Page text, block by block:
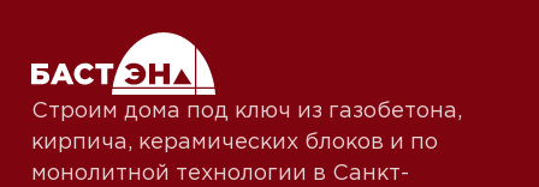
Строим дома под ключ из газобетона,
кирпича, керамических блоков и по
монолитной технологии в Санкт-